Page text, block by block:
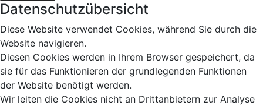
Datenschutzübersicht
Diese Website verwendet Cookies, während Sie durch die
Website navigieren.
Diesen Cookies werden in Ihrem Browser gespeichert, da
sie für das Funktionieren der grundlegenden Funktionen
der Website benötigt werden.
Wir leiten die Cookies nicht an Drittanbietern zur Analyse